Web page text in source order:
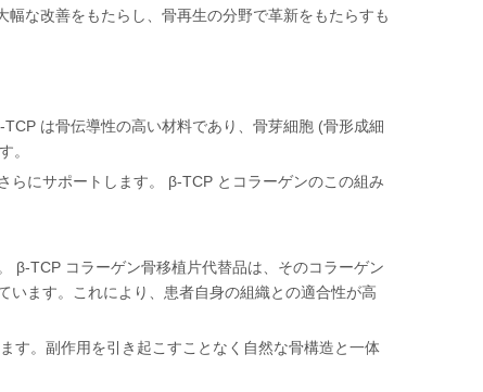
な改善をもたらし、骨再生の分野で革新をもたらすも
は骨伝導性の高い材料であり、骨芽細胞 (骨形成細
。
らにサポートします。 β-TCP とコラーゲンのこの組み
β-TCP コラーゲン骨移植片代替品は、そのコラーゲン
ます。これにより、患者自身の組織との適合性が高
す。副作用を引き起こすことなく自然な骨構造と一体